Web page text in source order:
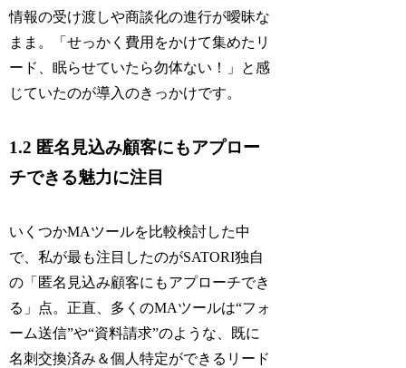
情報の受け渡しや商談化の進行が曖昧な
まま。「せっかく費用をかけて集めたリ
ード、眠らせていたら勿体ない！」と感
じていたのが導入のきっかけです。
1.2 匿名見込み顧客にもアプロー
チできる魅力に注目
いくつかMAツールを比較検討した中
で、私が最も注目したのがSATORI独自
の「匿名見込み顧客にもアプローチでき
る」点。正直、多くのMAツールは“フォ
ーム送信”や“資料請求”のような、既に
名刺交換済み＆個人特定ができるリード